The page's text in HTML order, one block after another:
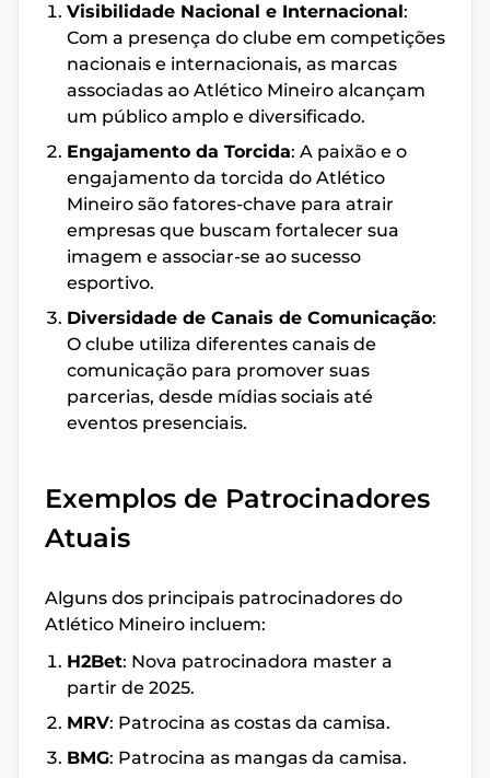
Visibilidade Nacional e Internacional:
Com a presença do clube em competições
nacionais e internacionais, as marcas
associadas ao Atlético Mineiro alcançam
um público amplo e diversificado.
Engajamento da Torcida: A paixão e o
engajamento da torcida do Atlético
Mineiro são fatores-chave para atrair
empresas que buscam fortalecer sua
imagem e associar-se ao sucesso
esportivo.
Diversidade de Canais de Comunicação:
O clube utiliza diferentes canais de
comunicação para promover suas
parcerias, desde mídias sociais até
eventos presenciais.
Exemplos de Patrocinadores
Atuais
Alguns dos principais patrocinadores do
Atlético Mineiro incluem:
H2Bet: Nova patrocinadora master a
partir de 2025.
MRV: Patrocina as costas da camisa.
BMG: Patrocina as mangas da camisa.